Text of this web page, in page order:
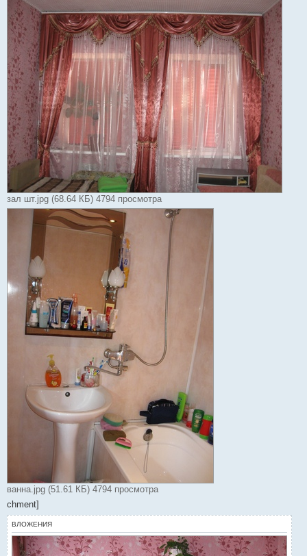
зал шт.jpg (68.64 КБ) 4794 просмотра
ванна.jpg (51.61 КБ) 4794 просмотра
chment]
ВЛОЖЕНИЯ